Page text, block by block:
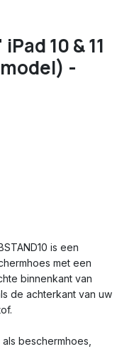
10 & 11
-
is een
met een
binnenkant van
de achterkant van uw
beschermhoes,